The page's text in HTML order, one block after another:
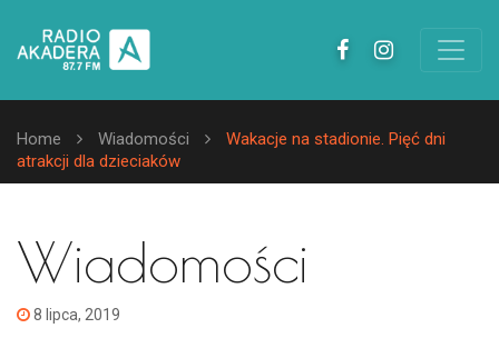
Home Wiadomości
Wakacje na stadionie. Pięć dni
atrakcji dla dzieciaków
Wiadomości
8 lipca, 2019